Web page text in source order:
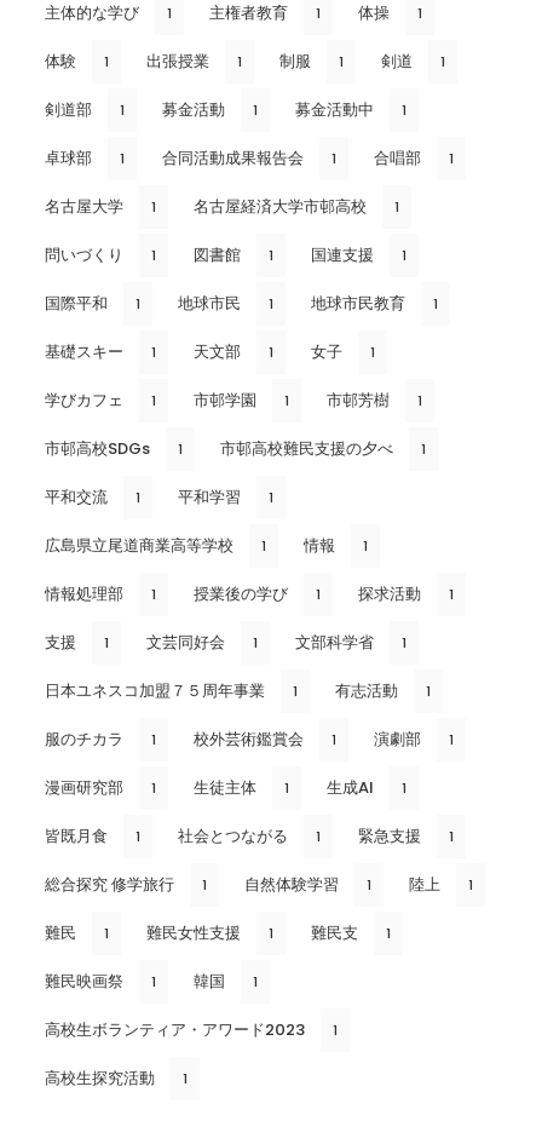
主体的な学び 1 主権者教育 1 体操 1
体験 1 出張授業 1 制服 1 剣道 1
剣道部 1 募金活動 1 募金活動中 1
卓球部 1 合同活動成果報告会 1 合唱部 1
名古屋大学 1 名古屋経済大学市邨高校 1
問いづくり 1 図書館 1 国連支援 1
国際平和 1 地球市民 1 地球市民教育 1
基礎スキー 1 天文部 1 女子 1
学びカフェ 1 市邨学園 1 市邨芳樹 1
市邨高校SDGs 1 市邨高校難民支援の夕べ 1
平和交流 1 平和学習 1
広島県立尾道商業高等学校 1 情報 1
情報処理部 1 授業後の学び 1 探求活動 1
支援 1 文芸同好会 1 文部科学省 1
日本ユネスコ加盟７５周年事業 1 有志活動 1
服のチカラ 1 校外芸術鑑賞会 1 演劇部 1
漫画研究部 1 生徒主体 1 生成AI 1
皆既月食 1 社会とつながる 1 緊急支援 1
総合探究 修学旅行 1 自然体験学習 1 陸上 1
難民 1 難民女性支援 1 難民支 1
難民映画祭 1 韓国 1
高校生ボランティア・アワード2023 1
高校生探究活動 1